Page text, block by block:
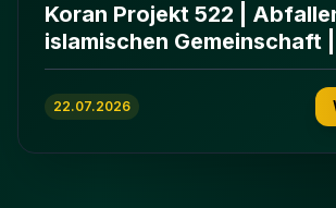
Koran Projekt 522 |
islamischen Gemeinschaft
ʿImrān 86-102
22.07.2026